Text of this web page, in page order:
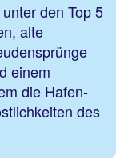
den Top 5
alte
einem
die Hafen-
des